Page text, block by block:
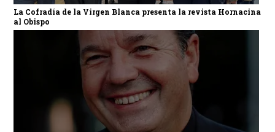
La Cofradía de la Virgen Blanca presenta la revista Hornacina
al Obispo